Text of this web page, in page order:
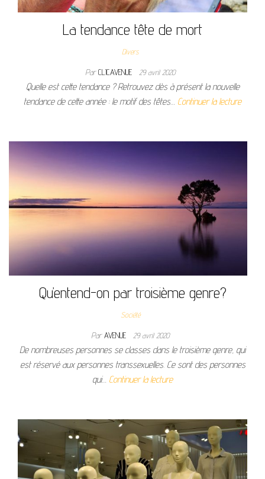
La tendance tête de mort
Divers
ParCLICAVENUE 29 avril 2020
Quelle est cette tendance ? Retrouvez dès à présent la nouvelle
tendance de cette année : le motif des têtes… Continuer la lecture
Qu’entend-on par troisième genre?
Société
ParAVENUE 29 avril 2020
De nombreuses personnes se classes dans le troisième genre, qui
est réservé aux personnes transsexuelles. Ce sont des personnes
qui… Continuer la lecture